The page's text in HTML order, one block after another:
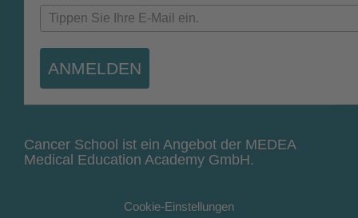
ANMELDEN
Cancer School ist ein Angebot der MEDEA
Medical Education Academy GmbH.
Cookie-Einstellungen